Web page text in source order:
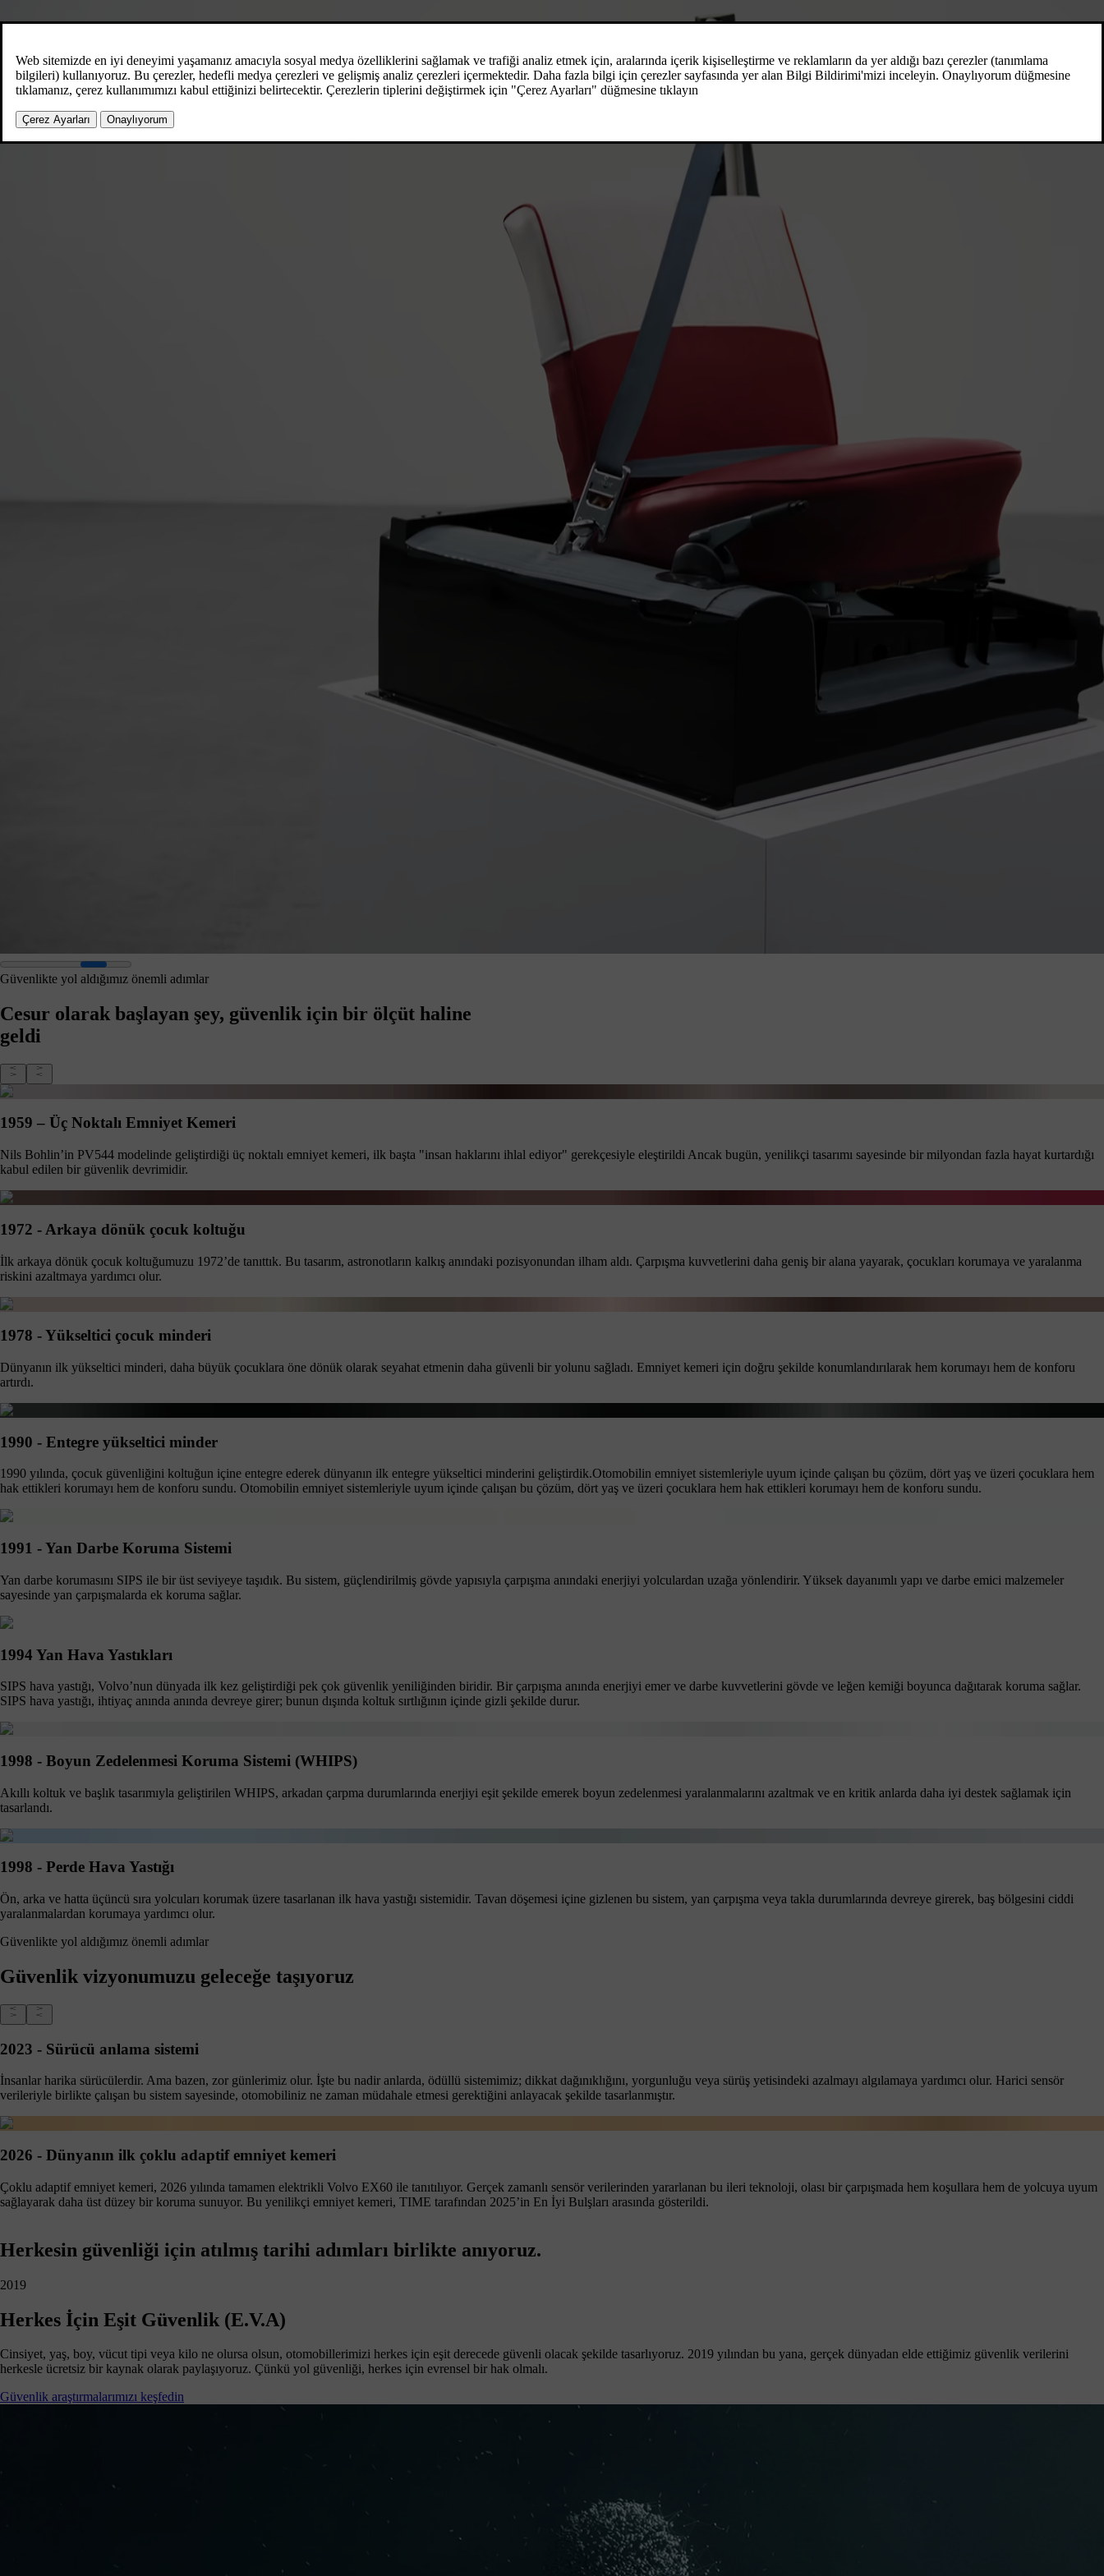
Güvenlikte yol aldığımız önemli adımlar
Cesur olarak başlayan şey, güvenlik için bir ölçüt haline
geldi
1959 – Üç Noktalı Emniyet Kemeri
Nils Bohlin’in PV544 modelinde geliştirdiği üç noktalı emniyet kemeri, ilk başta "insan haklarını ihlal ediyor" gerekçesiyle eleştirildi Ancak bugün, yenilikçi tasarımı sayesinde bir milyondan fazla hayat kurtardığı
kabul edilen bir güvenlik devrimidir.
1972 - Arkaya dönük çocuk koltuğu
İlk arkaya dönük çocuk koltuğumuzu 1972’de tanıttık. Bu tasarım, astronotların kalkış anındaki pozisyonundan ilham aldı. Çarpışma kuvvetlerini daha geniş bir alana yayarak, çocukları korumaya ve yaralanma
riskini azaltmaya yardımcı olur.
1978 - Yükseltici çocuk minderi
Dünyanın ilk yükseltici minderi, daha büyük çocuklara öne dönük olarak seyahat etmenin daha güvenli bir yolunu sağladı. Emniyet kemeri için doğru şekilde konumlandırılarak hem korumayı hem de konforu
artırdı.
1990 - Entegre yükseltici minder
1990 yılında, çocuk güvenliğini koltuğun içine entegre ederek dünyanın ilk entegre yükseltici minderini geliştirdik.Otomobilin emniyet sistemleriyle uyum içinde çalışan bu çözüm, dört yaş ve üzeri çocuklara hem
hak ettikleri korumayı hem de konforu sundu. Otomobilin emniyet sistemleriyle uyum içinde çalışan bu çözüm, dört yaş ve üzeri çocuklara hem hak ettikleri korumayı hem de konforu sundu.
1991 - Yan Darbe Koruma Sistemi
Yan darbe korumasını SIPS ile bir üst seviyeye taşıdık. Bu sistem, güçlendirilmiş gövde yapısıyla çarpışma anındaki enerjiyi yolculardan uzağa yönlendirir. Yüksek dayanımlı yapı ve darbe emici malzemeler
sayesinde yan çarpışmalarda ek koruma sağlar.
1994 Yan Hava Yastıkları
SIPS hava yastığı, Volvo’nun dünyada ilk kez geliştirdiği pek çok güvenlik yeniliğinden biridir. Bir çarpışma anında enerjiyi emer ve darbe kuvvetlerini gövde ve leğen kemiği boyunca dağıtarak koruma sağlar.
SIPS hava yastığı, ihtiyaç anında anında devreye girer; bunun dışında koltuk sırtlığının içinde gizli şekilde durur.
1998 - Boyun Zedelenmesi Koruma Sistemi (WHIPS)
Akıllı koltuk ve başlık tasarımıyla geliştirilen WHIPS, arkadan çarpma durumlarında enerjiyi eşit şekilde emerek boyun zedelenmesi yaralanmalarını azaltmak ve en kritik anlarda daha iyi destek sağlamak için
tasarlandı.
1998 - Perde Hava Yastığı
Ön, arka ve hatta üçüncü sıra yolcuları korumak üzere tasarlanan ilk hava yastığı sistemidir. Tavan döşemesi içine gizlenen bu sistem, yan çarpışma veya takla durumlarında devreye girerek, baş bölgesini ciddi
yaralanmalardan korumaya yardımcı olur.
Güvenlikte yol aldığımız önemli adımlar
Güvenlik vizyonumuzu geleceğe taşıyoruz
2023 - Sürücü anlama sistemi
İnsanlar harika sürücülerdir. Ama bazen, zor günlerimiz olur. İşte bu nadir anlarda, ödüllü sistemimiz; dikkat dağınıklığını, yorgunluğu veya sürüş yetisindeki azalmayı algılamaya yardımcı olur. Harici sensör
verileriyle birlikte çalışan bu sistem sayesinde, otomobiliniz ne zaman müdahale etmesi gerektiğini anlayacak şekilde tasarlanmıştır.
2026 - Dünyanın ilk çoklu adaptif emniyet kemeri
Çoklu adaptif emniyet kemeri, 2026 yılında tamamen elektrikli Volvo EX60 ile tanıtılıyor. Gerçek zamanlı sensör verilerinden yararlanan bu ileri teknoloji, olası bir çarpışmada hem koşullara hem de yolcuya uyum
sağlayarak daha üst düzey bir koruma sunuyor. Bu yenilikçi emniyet kemeri, TIME tarafından 2025’in En İyi Bulşları arasında gösterildi.
Herkesin güvenliği için atılmış tarihi adımları birlikte anıyoruz.
2019
Herkes İçin Eşit Güvenlik (E.V.A)
Cinsiyet, yaş, boy, vücut tipi veya kilo ne olursa olsun, otomobillerimizi herkes için eşit derecede güvenli olacak şekilde tasarlıyoruz. 2019 yılından bu yana, gerçek dünyadan elde ettiğimiz güvenlik verilerini
herkesle ücretsiz bir kaynak olarak paylaşıyoruz. Çünkü yol güvenliği, herkes için evrensel bir hak olmalı.
Güvenlik araştırmalarımızı keşfedin